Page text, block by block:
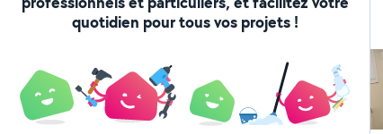
quotidien pour tous vos projets !